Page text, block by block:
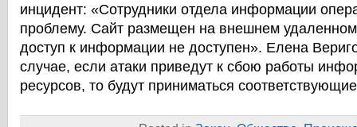
инцидент: «Сотрудники отдела информации
проблему. Сайт размещен на внешнем
доступ к информации не доступен». Елена
случае, если атаки приведут к сбою работы
ресурсов, то будут приниматься